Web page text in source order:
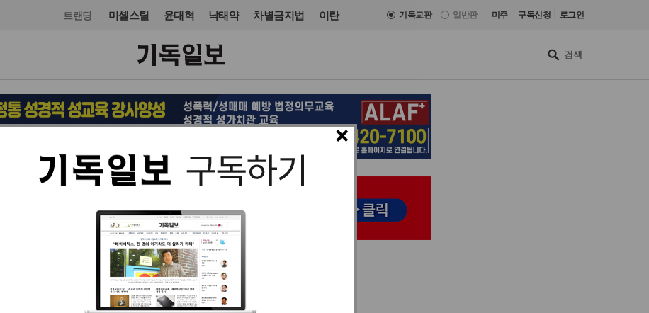
트랜딩 미셸스틸 윤대혁 낙태약 차별금지법 이란 기독교판 일반판 미주 구독신청 로그인
×
국제 유럽 입력 2025. 07. 10 15:46